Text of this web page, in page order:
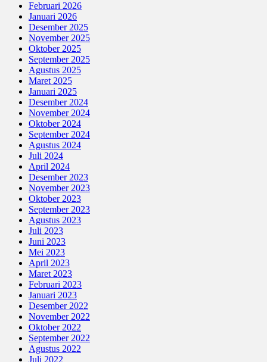
Februari 2026
Januari 2026
Desember 2025
November 2025
Oktober 2025
September 2025
Agustus 2025
Maret 2025
Januari 2025
Desember 2024
November 2024
Oktober 2024
September 2024
Agustus 2024
Juli 2024
April 2024
Desember 2023
November 2023
Oktober 2023
September 2023
Agustus 2023
Juli 2023
Juni 2023
Mei 2023
April 2023
Maret 2023
Februari 2023
Januari 2023
Desember 2022
November 2022
Oktober 2022
September 2022
Agustus 2022
Juli 2022